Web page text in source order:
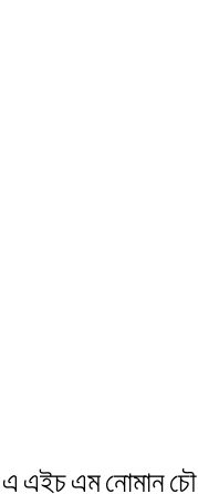
এ এইচ এম নোমান